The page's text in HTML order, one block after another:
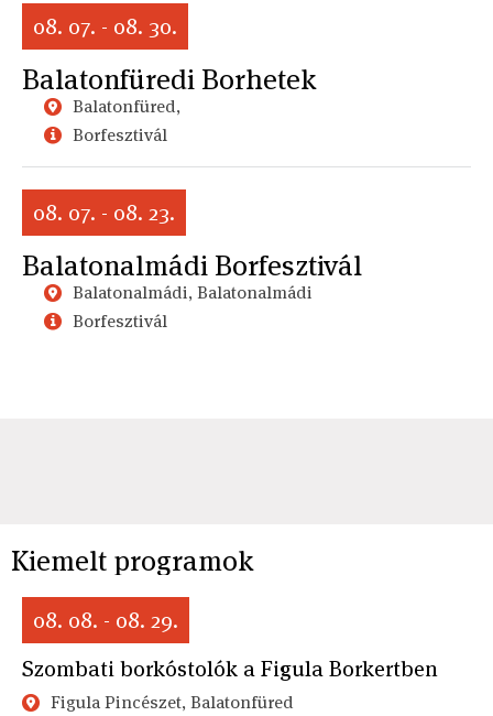
08. 07. - 08. 30.
Balatonfüredi Borhetek
Balatonfüred,
Borfesztivál
08. 07. - 08. 23.
Balatonalmádi Borfesztivál
Balatonalmádi, Balatonalmádi
Borfesztivál
Kiemelt programok
08. 08. - 08. 29.
Szombati borkóstolók a Figula Borkertben
Figula Pincészet, Balatonfüred